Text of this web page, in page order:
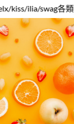
煙煙彈買越多越便